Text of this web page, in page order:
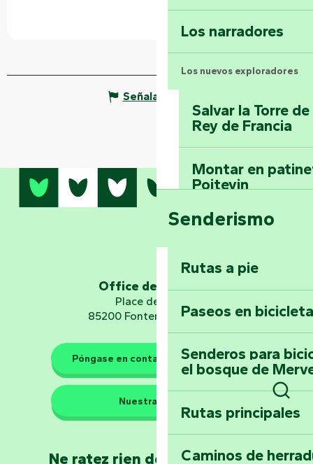
Los narradores
Los nuevos exploradores
Salvar la Torre
Rey de Francia
Montar en
Poitevin
Domine los
Vouvant
Embárquese en
Planetario
Los guardianes de la
Llévese a casa
Senderismo
Rutas a pie
Paseos en
Senderos para
el bosque de
Rutas principales
Caminos de
Señalar un error
Office de tourisme
Place de Verdun
85200 Fontenay-le-Comte
Póngase en contacto con nosotros
Nuestras sedes
Ne ratez rien de l'actualité en